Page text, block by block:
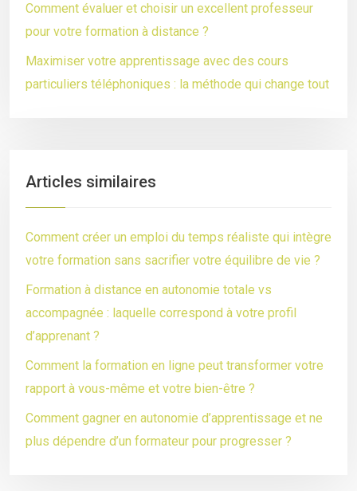
Comment évaluer et choisir un excellent professeur
pour votre formation à distance ?
Maximiser votre apprentissage avec des cours
particuliers téléphoniques : la méthode qui change tout
Articles similaires
Comment créer un emploi du temps réaliste qui intègre
votre formation sans sacrifier votre équilibre de vie ?
Formation à distance en autonomie totale vs
accompagnée : laquelle correspond à votre profil
d’apprenant ?
Comment la formation en ligne peut transformer votre
rapport à vous-même et votre bien-être ?
Comment gagner en autonomie d’apprentissage et ne
plus dépendre d’un formateur pour progresser ?